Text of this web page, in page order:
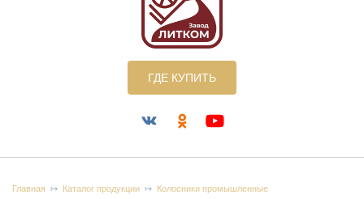
ГДЕ КУПИТЬ
Главная Каталог продукции Колосники промышленные